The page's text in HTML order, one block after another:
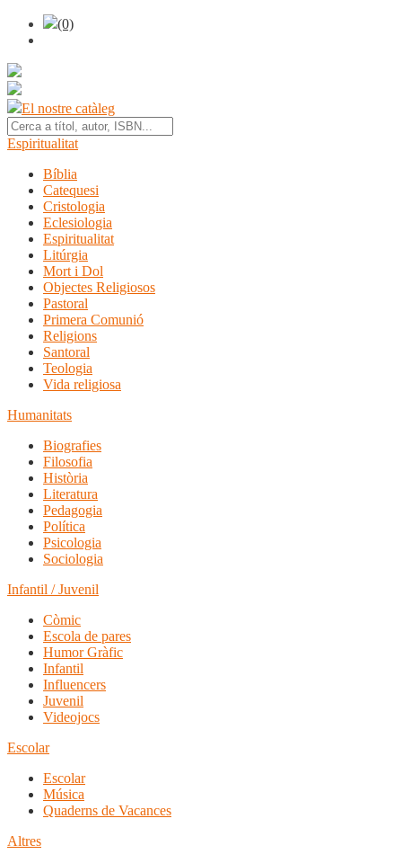
(0)
El nostre catàleg
Espiritualitat
Bíblia
Catequesi
Cristologia
Eclesiologia
Espiritualitat
Litúrgia
Mort i Dol
Objectes Religiosos
Pastoral
Primera Comunió
Religions
Santoral
Teologia
Vida religiosa
Humanitats
Biografies
Filosofia
Història
Literatura
Pedagogia
Política
Psicologia
Sociologia
Infantil / Juvenil
Còmic
Escola de pares
Humor Gràfic
Infantil
Influencers
Juvenil
Videojocs
Escolar
Escolar
Música
Quaderns de Vacances
Altres